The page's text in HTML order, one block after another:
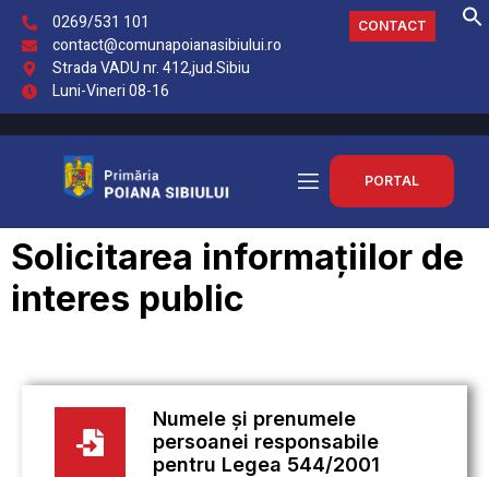
0269/531 101
contact@comunapoianasibiului.ro
Strada VADU nr. 412,jud.Sibiu
Luni-Vineri 08-16
CONTACT
PORTAL
Solicitarea informațiilor de
interes public
Numele și prenumele
persoanei responsabile
pentru Legea 544/2001